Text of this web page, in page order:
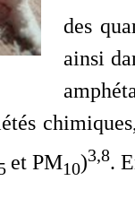
des
ainsi
et PM10)3,8.